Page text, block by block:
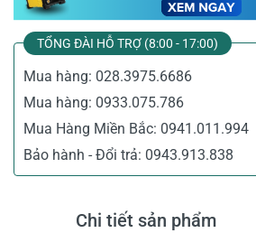
TỔNG ĐÀI HỖ TRỢ (8:00 - 17:00)
Mua hàng: 028.3975.6686
Mua hàng: 0933.075.786
Mua Hàng Miền Bắc: 0941.011.994
Bảo hành - Đổi trả: 0943.913.838
Chi tiết sản phẩm